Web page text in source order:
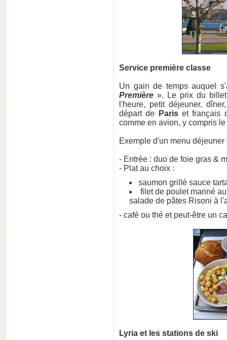
Service première classe
Un gain de temps auquel
Première ». Le prix du
l'heure, petit déjeuner,
départ de
Pariset français
comme en avion, y compris
Exemple d'un menu
- Entrée : duo de foie gras &
- Plat au choix :
saumon grillé sauce
filet de poulet mariné
salade de pâtes Risoni à
- café ou thé et peut-être un
Lyria et les stations de ski